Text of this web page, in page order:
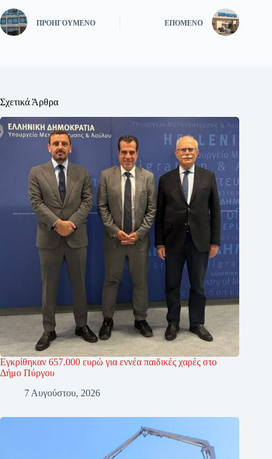
ΠΡΟΗΓΟΎΜΕΝΟ ΕΠΌΜΕΝΟ
Σχετικά Άρθρα
Εγκρίθηκαν 657.000 ευρώ για εννέα παιδικές χαρές στο
Δήμο Πύργου
7 Αυγούστου, 2026